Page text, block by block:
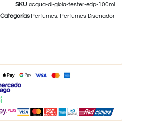
SKUacqua-di-gioia-tester-edp-100ml
Categorías Perfumes, Perfumes Diseñador